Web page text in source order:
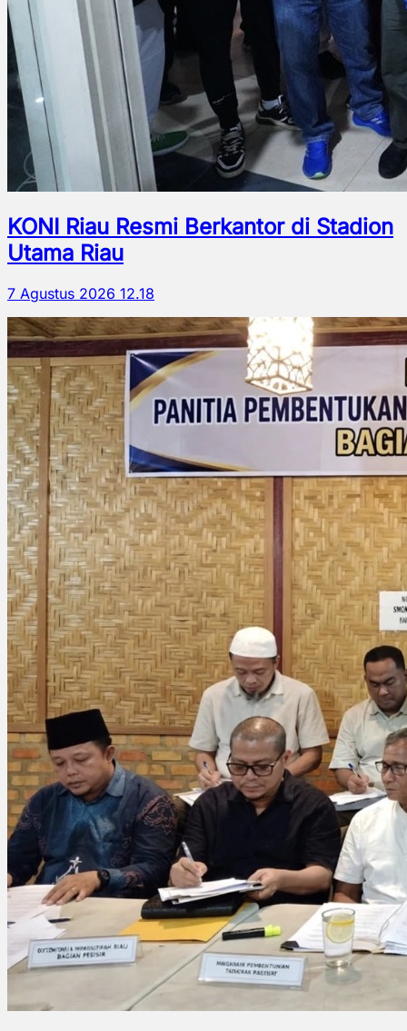
KONI Riau Resmi Berkantor di Stadion
Utama Riau
7 Agustus 2026 12.18